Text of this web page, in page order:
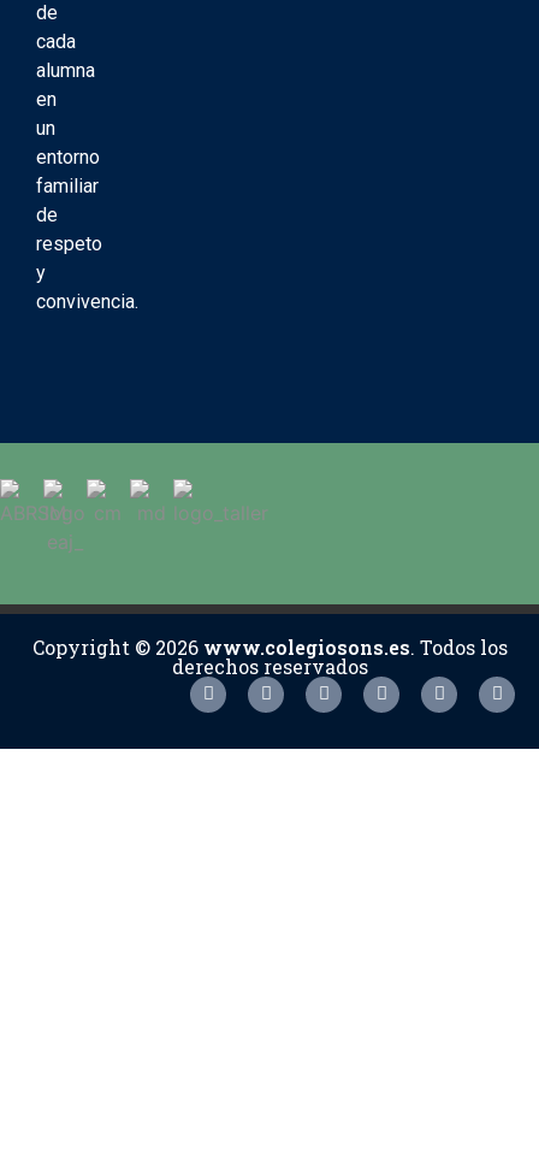
de
cada
alumna
en
un
entorno
familiar
de
respeto
y
convivencia.
Copyright © 2026 www.colegiosons.es. Todos los
derechos reservados